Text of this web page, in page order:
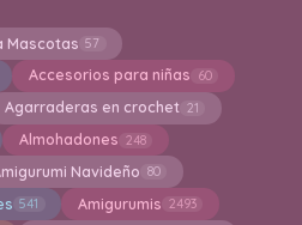
Mascotas 57
Accesorios para niñas 60
Agarraderas en crochet 21
Almohadones 248
Navideño 80
541 Amigurumis 2493